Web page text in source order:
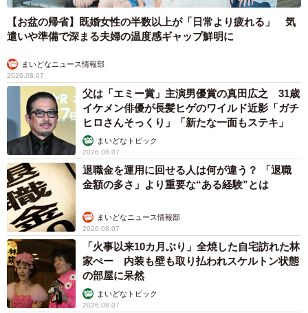
【お盆の帰省】既婚女性の半数以上が「日常より疲れる」 気
遣いや準備で深まる夫婦の温度感ギャップ鮮明に
まいどなニュース情報部
2026.08.07
父は「エミー賞」主演男優賞の真田広之 31歳
イケメン俳優が長髪ヒゲのワイルド近影「ガチ
ヒロさんそっくり」「新たな一面もステキ」
まいどなトピック
2026.08.07
退職金を運用に回せる人は何が違う？ 「退職
金額の多さ」より重要な“ある経験”とは
まいどなニュース情報部
2026.08.07
「火事以来10カ月ぶり」全焼した自宅訪れた林
家ぺー 内装も壁も取り払われスケルトン状態
の部屋に呆然
まいどなトピック
2026.08.07